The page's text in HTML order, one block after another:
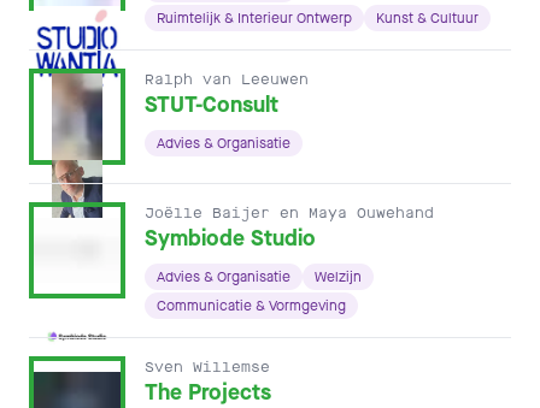
Ruimtelijk & Interieur Ontwerp
Kunst & Cultuur
Ralph van Leeuwen
STUT-Consult
Advies & Organisatie
Joëlle Baijer en Maya Ouwehand
Symbiode Studio
Advies & Organisatie
Welzijn
Communicatie & Vormgeving
Sven Willemse
The Projects